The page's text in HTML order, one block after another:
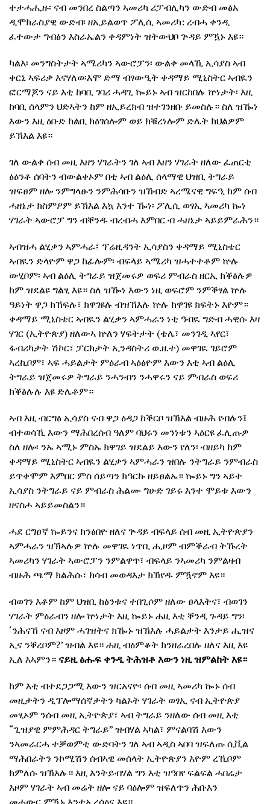
ተታሓሒዙ፡ ናብ መንበረ ስልጣን ኣመሪካ ሪፓብሊካን ውድብ መፅአ
ዲሞክራስያዊ ውድብ፡ ዘኢይልወጥ ፖሊሲ ኣመሪካ: ረብሓ ቀንዲ
ፈተውታ ግብፅን እስራኤልን ቀዳምነት ዝትውህቦ ጕዳይ ምዃኑ እዩ።
ካልእ፡ መንግስትታት ኣሜሪካን ኣውሮፓን፡ ውልቀ መላኺ ኢሳያስ ኣብ
ቀርኒ ኣፍሪቃ እናሃለወ፡እሞ ድማ ብፃውዒት ቀዳማይ ሚኒስትር ኣብዪን
ፎርማጆን ናይ እቲ ከባቢ ገባሪ ሓዳጊ ኰይኑ ኣብ ዝርከበሉ ኵነታት፡ እዚ
ከባቢ ሰላምን ህድኣትን ከም ዘኢይረክብ ዝተገንዘቡ ይመስሉ። ስለ ዝዀነ
እውን እዚ ዕቡድ ከልቢ ክዕገሰሎም ወይ ክቑረነሎም ድሌት ክህልዎም
ይኽእል እዩ።
ገለ ውልቀ ሰብ መዚ እዘን ሃገራትን ገለ ኣብ እዘን ሃገራት ዘለው ፈጠርቲ
ፅዕንቶ ሰባትን ብውልቀኦም በቲ ኣብ ልዕሊ ሰላማዊ ህዝቢ ትግራይ
ዝፍፀም ዘሎ ንምግላፁን ንምሕሳቡን ዝኸብድ ኣረሜናዊ ግፍዒ ከም ሰብ
ሓዘኔታ ክስምዖም ይኽእል እኳ እንተ ዀነ፡ ፖሊሲ ወፃኢ ኣመሪካ ኰነ
ሃገራት ኣውሮፓ ግን ብቐንዱ ብረብሓ እምበር ብ ሓዘኔታ ኣይይምራሕን።
ኣብዝሓ ልሂቃን ኣምሓራ፤ ፕሬዚዳንት ኢሳያስን ቀዳማይ ሚኒስቴር
ኣብዪን ድላዮም ዋጋ ከፊሎም፡ ብፍላይ ኣሜሪካ ዝሓተተቶም ኵሉ
ውሂቦም፡ ኣብ ልዕሊ ትግራይ ዝጀመሩዎ ወፍሪ ምብራስ ዘርኢ ክቕፅሉዎ
ከም ዝደልዩ ግልፂ እዩ። ስለ ዝዀነ እውን ነዚ ወፍሮም ንምቕፃል ኵሉ
ዓይነት ዋጋ ክኸፍሉ፣ ክዋገዩሉ ብዝኽእሉ ኵሉ ክዋገዩ ክፍትኑ እዮም።
ቀዳማይ ሚኒስቴር ኣብዪን ልሂቃን ኣምሓራን ነቲ ዓብዪ ግድብ ሓዊሱ እዛ
ሃገር (ኢትዮጵያ) ዘለውኣ ኵለን ሃፍትታት (ቴሌ፣ መንገዲ ኣየር፣
ፋብሪካታት ሽኮር፣ ፓርክታት ኢንዳስትሪ ወ.ዘ.ተ) መዋገዪ ገይሮም
ኣረኪቦም፣ ኣፍ ሓይልታት ምዕራብ ኣዕፅዮም እውን እቲ ኣብ ልዕሊ
ትግራይ ዝጀመሩዎ ትግራይ ንሓንብን ንሓዋሩን ናይ ምብራስ ወፍሪ
ክቕፅሉሉ እዩ ድሌቶም።
ኣብ እዚ ብርግፅ ኢሳያስ ናብ ዋጋ ዕዳጋ ከቕርቦ ዝኽእል ብዙሕ የብሉን፤
ብተወሳኺ እውን ማሕበረሰብ ዓለም ባህሩን መንነቱን ኣዕርዩ ፈሊጡዎ
ስለ ዘሎ፡ ንኡ ኣሚኑ ምስኡ ክዋገይ ዝደልይ እውን የለን፡ ብዘይካ ከም
ቀዳማይ ሚኒስትር ኣብዪን ልሂቃን ኣምሓራን ዝበሉ ንትግራይ ንምብራስ
ይጥቀሞም እምበር ምስ ሰይጣን ክዓርኩ ዘይፀልኡ። ኰይኑ ግን ኣይተ
ኢሳያስ ንትግራይ ናይ ምብራስ ሕልሙ ግሁድ ገይሩ እንተ ሞይቱ እውን
ዘናስሖ ኣይይመስልን።
ሓደ ርግፀኛ ኰይንና ክንፅበዮ ዘለና ጕዳይ ብፍላይ ሰብ መዚ ኢትዮጵያን
ኣምሓራን ዝኽኣሉዎ ኵሉ መዋገዪ ነጥቢ ሒዞም ብምቕራብ ትኹረት
ኣመሪካን ሃገራት ኣውሮፓን ንምልዋጥ፣ ብፍላይ ንኣመሪካ ንምልዛብ
ብዙሕ ጫማ ክልሕሱ፣ ክሳብ መወዳእታ ክኽየዱ ምዃኖም እዩ።
ብወገን እቶም ከም ህዝቢ ከፅንቱና ተበጊሶም ዘለው ፀላእትና፣ ብወገን
ሃገራት ምዕራብን ዘሎ ኵነታት እዚ ኰይኑ ሐዚ እቲ ቐንዲ ጉዳይ ግን፡
‘ንሕናኸ ናብ እዞም ሓገዝትና ክዀኑ ዝኽእሉ ሓይልታት እንታይ ሒዝና
ኢና ንቐረቦም?’ ዝብል እዩ። ሐዚ ብዕምቆት ክንዘራረበሉ ዘለና እዚ እዩ
ኢለ እኣምን። ናይዚ ፅሑፍ ቀንዲ ትሕዝቶ እውን ነዚ ዝምልከት እዩ።
ከም እቲ ብተደጋጋሚ እውን ዝርአናዮ፡ ሰብ መዚ ኣመሪካ ኰኑ ሰብ
መዚታትን ዲፕሎማሰኛታትን ካልኦት ሃገራት ወፃኢ ናብ ኢትዮጵያ
መፂኦም ንሰብ መዚ ኢትዮጵያ፣ ኣብ ትግራይ ንዘለው ሰብ መዚ እቲ
“ጊዝያዊ ምምሕዳር ትግራይ” ዝብሃል ኣካል፣ ምናልባሽ እውን
ንኣመራርሓ ተቓወምቲ ውድባትን ገለ ኣብ ኣዲስ ኣበባ ዝፍለጡ ሲቪል
ማሕበራትን ንኮሚሽን ሰብኣዊ መሰላት ኢትዮጵያን እዮም ረኺቦም
ክምለሱ ዝኽእሉ። እዚ እንትይብሃል ግን እቲ ዝዓበየ ፍልፍል ሓበሬታ
እዞም ሃገራት ኣብ መሬት ዘሎ ናይ ባዕሎም ዝፍለጥን ሕቡእን